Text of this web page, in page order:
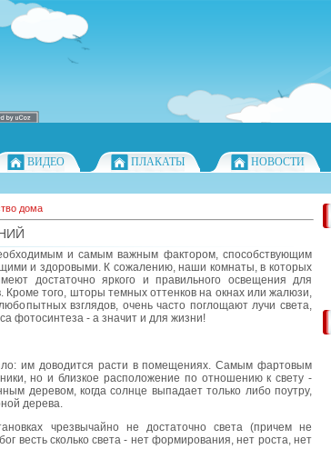
ВИДЕО ПЛАКАТЫ НОВОСТИ
дома
и самым важным фактором, способствующим
и здоровыми. К сожалению, наши комнаты, в которых
достаточно яркого и правильного освещения для
того, шторы темных оттенков на окнах или жалюзи,
взглядов, очень часто поглощают лучи света,
фотосинтеза - а значит и для жизни!
им доводится расти в помещениях. Самым фартовым
но и близкое расположение по отношению к свету -
деревом, когда солнце выпадает только либо поутру,
дерева.
чрезвычайно не достаточно света (причем не
весть сколько света - нет формирования, нет роста, нет